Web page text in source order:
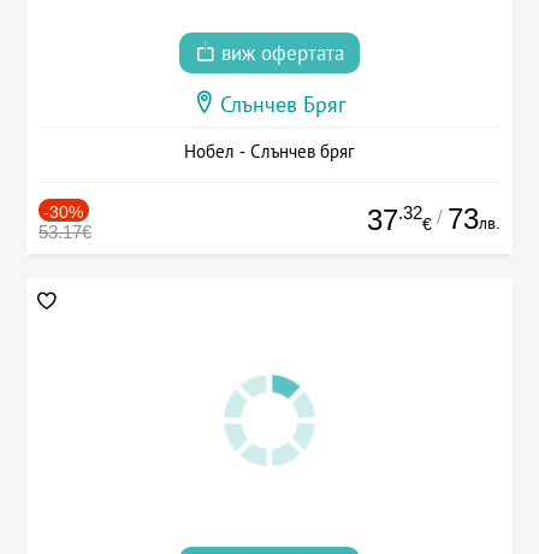
виж офертата
Слънчев Бряг
Нобел - Слънчев бряг
-30%
53.17€ 37.32
€ / 73лв.